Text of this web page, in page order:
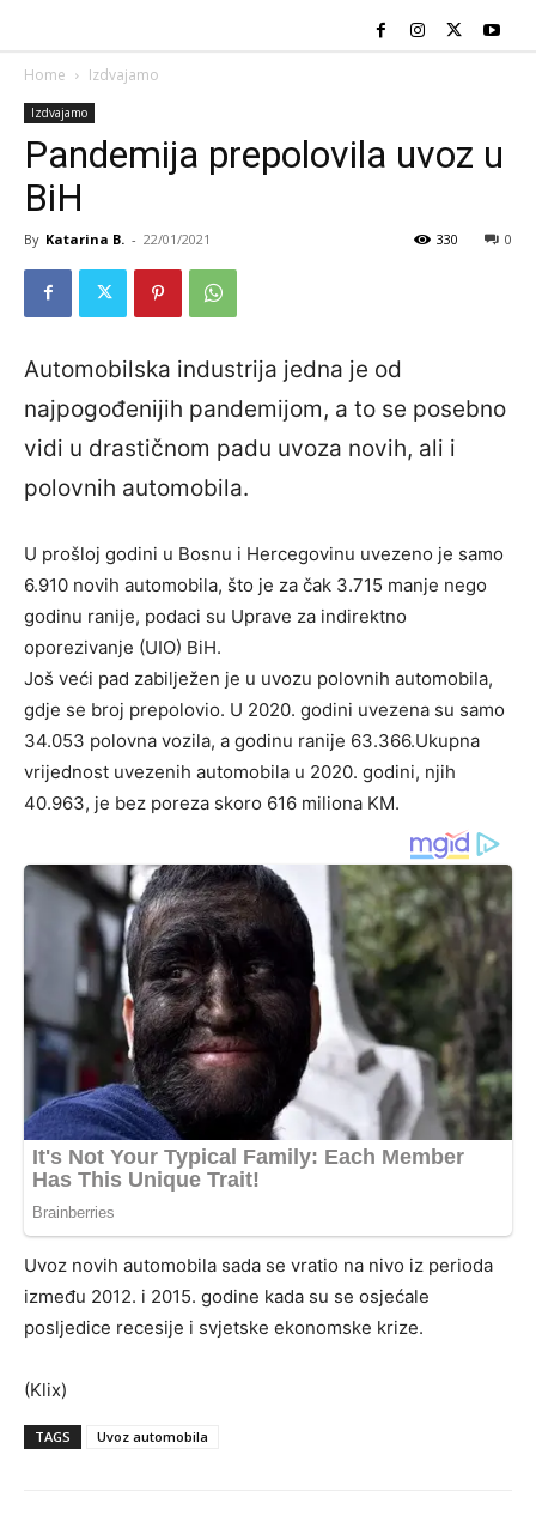
Home Izdvajamo
Izdvajamo
Pandemija prepolovila uvoz u
BiH
By Katarina B. - 22/01/2021 0
330
Automobilska industrija jedna je od
najpogođenijih pandemijom, a to se posebno
vidi u drastičnom padu uvoza novih, ali i
polovnih automobila.
U prošloj godini u Bosnu i Hercegovinu uvezeno je samo
6.910 novih automobila, što je za čak 3.715 manje nego
godinu ranije, podaci su Uprave za indirektno
oporezivanje (UIO) BiH.
Još veći pad zabilježen je u uvozu polovnih automobila,
gdje se broj prepolovio. U 2020. godini uvezena su samo
34.053 polovna vozila, a godinu ranije 63.366.Ukupna
vrijednost uvezenih automobila u 2020. godini, njih
40.963, je bez poreza skoro 616 miliona KM.
Uvoz novih automobila sada se vratio na nivo iz perioda
između 2012. i 2015. godine kada su se osjećale
posljedice recesije i svjetske ekonomske krize.
(Klix)
TAGS Uvoz automobila